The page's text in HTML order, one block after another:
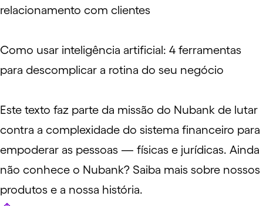
relacionamento com clientes
Como usar inteligência artificial: 4 ferramentas
para descomplicar a rotina do seu negócio
Este texto faz parte da missão do Nubank de lutar
contra a complexidade do sistema financeiro para
empoderar as pessoas — físicas e jurídicas. Ainda
não conhece o Nubank? Saiba mais sobre nossos
produtos e a nossa história.